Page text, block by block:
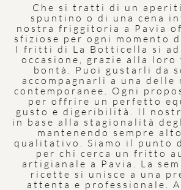
Che si tratti di un
spuntino o di una cena
nostra friggitoria a Pavia
sfiziose per ogni momento
I fritti di La Botticella si
occasione, grazie alla
bontà. Puoi gustarli da
accompagnarli a una delle
contemporanee. Ogni
per offrire un perfetto
gusto e digeribilità. Il
in base alla stagionalità
mantenendo sempre
qualitativo. Siamo il punto
per chi cerca un fritto
artigianale a Pavia. La
ricette si unisce a una
attenta e professionale.